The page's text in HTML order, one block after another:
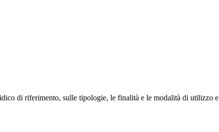
di riferimento, sulle tipologie, le finalità e le modalità di utilizzo e